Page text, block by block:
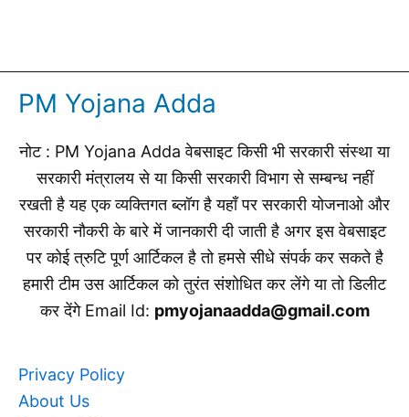
PM Yojana Adda
नोट : PM Yojana Adda वेबसाइट किसी भी सरकारी संस्था या
सरकारी मंत्रालय से या किसी सरकारी विभाग से सम्बन्ध नहीं
रखती है यह एक व्यक्तिगत ब्लॉग है यहाँ पर सरकारी योजनाओ और
सरकारी नौकरी के बारे में जानकारी दी जाती है अगर इस वेबसाइट
पर कोई त्रुटि पूर्ण आर्टिकल है तो हमसे सीधे संपर्क कर सकते है
हमारी टीम उस आर्टिकल को तुरंत संशोधित कर लेंगे या तो डिलीट
कर देंगे Email Id: pmyojanaadda@gmail.com
Privacy Policy
About Us